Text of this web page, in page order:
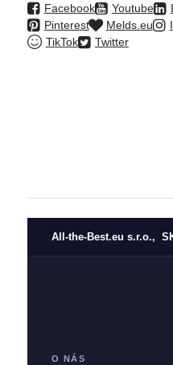
Facebook Youtube
Pinterest
Melds.eu
TikTok
Twitter
All-the-Best.eu s.r.o.,
O NÁS